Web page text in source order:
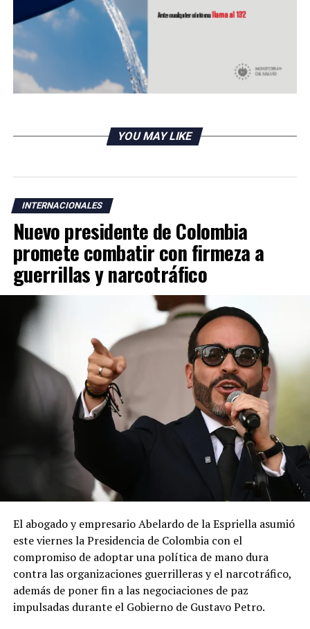
YOU MAY LIKE
INTERNACIONALES
Nuevo presidente de Colombia
promete combatir con firmeza a
guerrillas y narcotráfico
El abogado y empresario Abelardo de la Espriella asumió
este viernes la Presidencia de Colombia con el
compromiso de adoptar una política de mano dura
contra las organizaciones guerrilleras y el narcotráfico,
además de poner fin a las negociaciones de paz
impulsadas durante el Gobierno de Gustavo Petro.